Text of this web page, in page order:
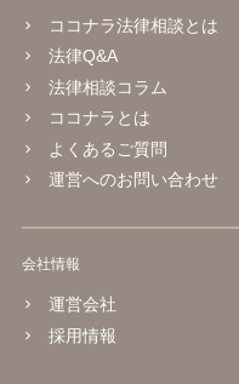
ココナラ法律相談とは
法律Q&A
法律相談コラム
ココナラとは
よくあるご質問
運営へのお問い合わせ
会社情報
運営会社
採用情報